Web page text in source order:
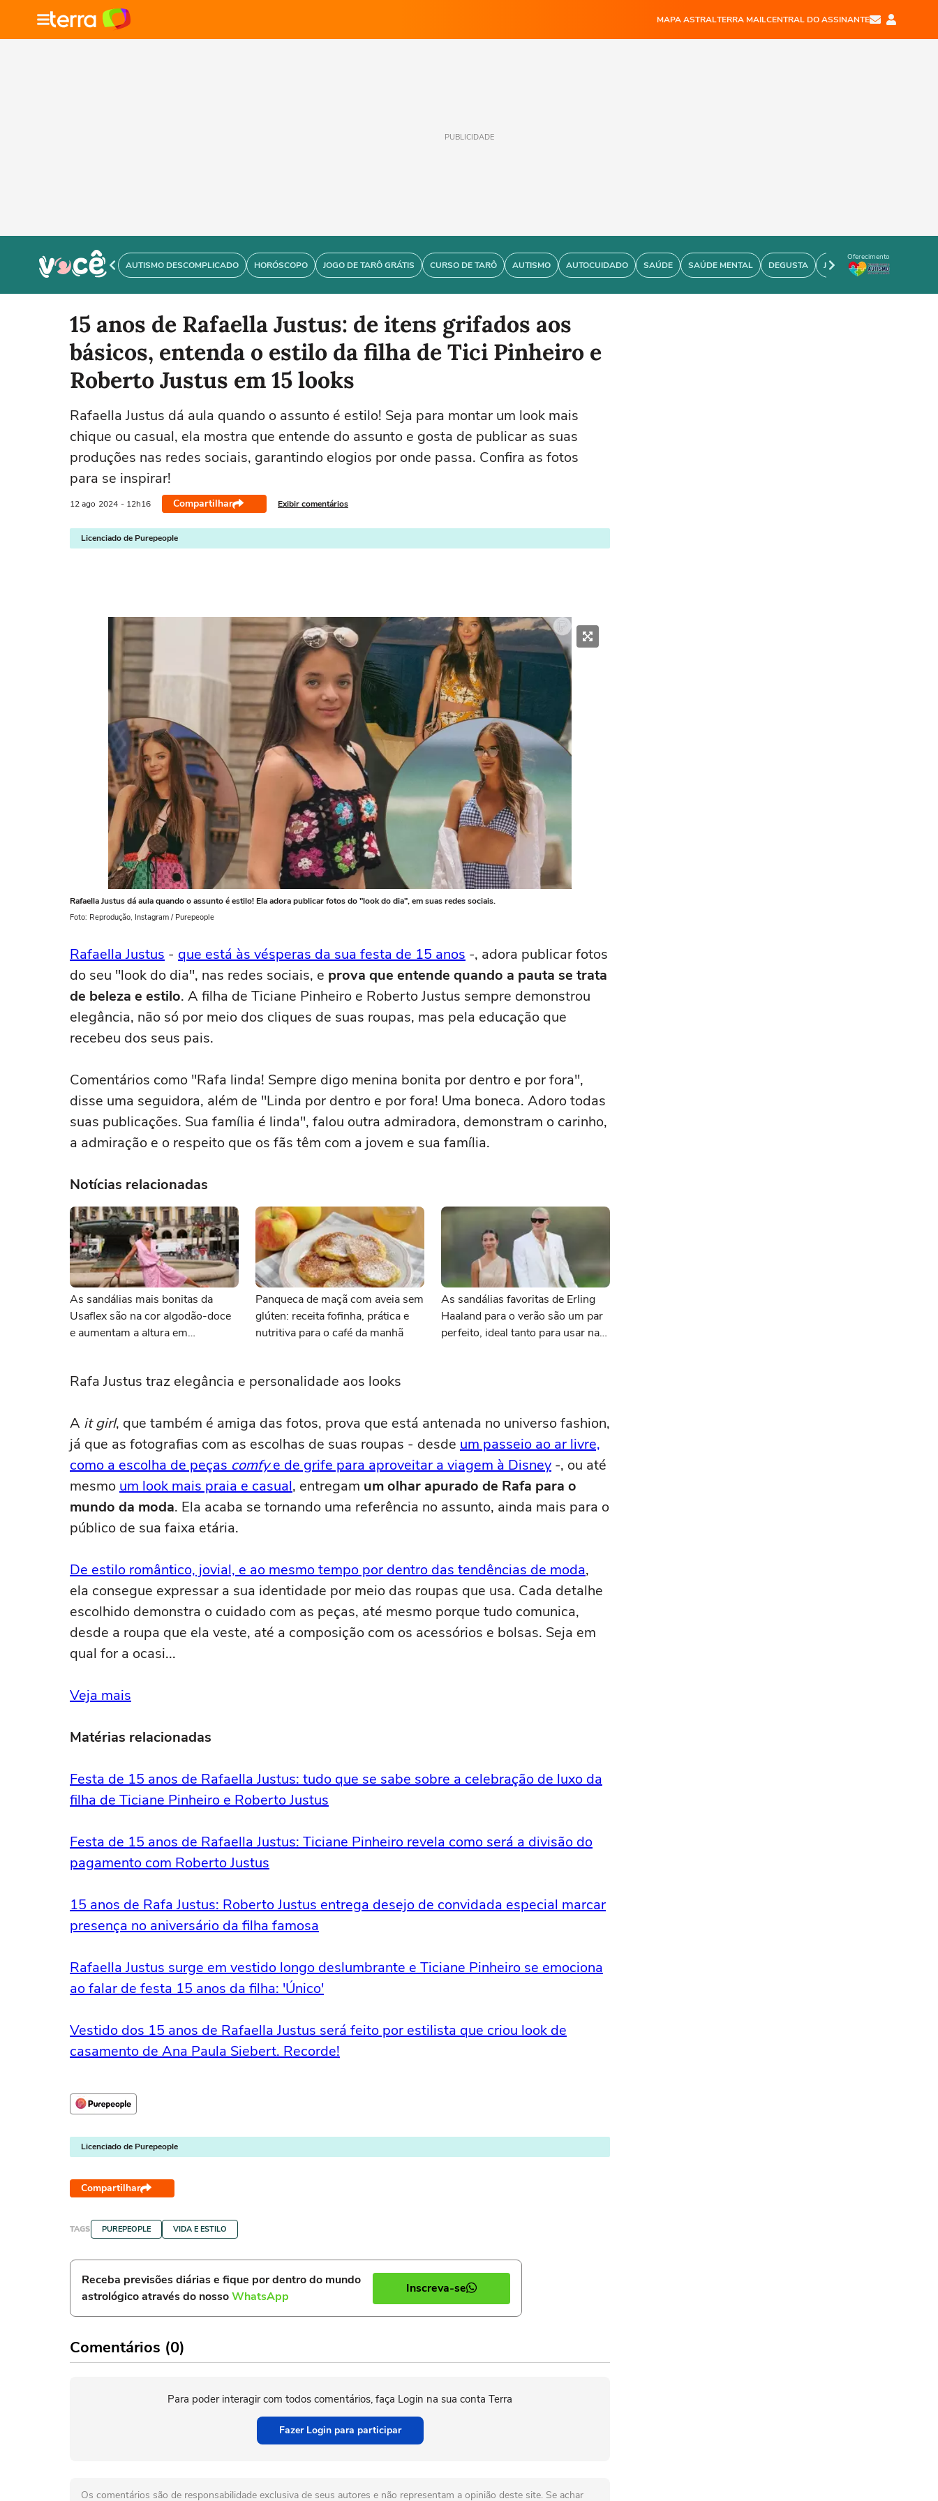
MAPA ASTRALTERRA MAILCENTRAL DO ASSINANTE
PUBLICIDADE
AUTISMO DESCOMPLICADO HORÓSCOPO JOGO DE TARÔ GRÁTIS CURSO DE TARÔ AUTISMO AUTOCUIDADO SAÚDE SAÚDE MENTAL DEGUSTA JOÃO BIDU PERSONARE
Oferecimento
15 anos de Rafaella Justus: de itens grifados aos
básicos, entenda o estilo da filha de Tici Pinheiro e
Roberto Justus em 15 looks
Rafaella Justus dá aula quando o assunto é estilo! Seja para montar um look mais
chique ou casual, ela mostra que entende do assunto e gosta de publicar as suas
produções nas redes sociais, garantindo elogios por onde passa. Confira as fotos
para se inspirar!
12 ago 2024 - 12h16 Compartilhar Exibir comentários
Licenciado de Purepeople
Rafaella Justus dá aula quando o assunto é estilo! Ela adora publicar fotos do "look do dia", em suas redes sociais.
Foto: Reprodução, Instagram / Purepeople
Rafaella Justus - que está às vésperas da sua festa de 15 anos -, adora publicar fotos
do seu "look do dia", nas redes sociais, e prova que entende quando a pauta se trata
de beleza e estilo. A filha de Ticiane Pinheiro e Roberto Justus sempre demonstrou
elegância, não só por meio dos cliques de suas roupas, mas pela educação que
recebeu dos seus pais.
Comentários como "Rafa linda! Sempre digo menina bonita por dentro e por fora",
disse uma seguidora, além de "Linda por dentro e por fora! Uma boneca. Adoro todas
suas publicações. Sua família é linda", falou outra admiradora, demonstram o carinho,
a admiração e o respeito que os fãs têm com a jovem e sua família.
Notícias relacionadas
As sandálias mais bonitas da
Usaflex são na cor algodão-doce
e aumentam a altura em
Panqueca de maçã com aveia sem
glúten: receita fofinha, prática e
nutritiva para o café da manhã
As sandálias favoritas de Erling
Haaland para o verão são um par
perfeito, ideal tanto para usar na
Rafa Justus traz elegância e personalidade aos looks
A it girl, que também é amiga das fotos, prova que está antenada no universo fashion,
já que as fotografias com as escolhas de suas roupas - desde um passeio ao ar livre,
como a escolha de peças comfye de grife para aproveitar a viagem à Disney -, ou até
mesmo um look mais praia e casual, entregam um olhar apurado de Rafa para o
mundo da moda. Ela acaba se tornando uma referência no assunto, ainda mais para o
público de sua faixa etária.
De estilo romântico, jovial, e ao mesmo tempo por dentro das tendências de moda,
ela consegue expressar a sua identidade por meio das roupas que usa. Cada detalhe
escolhido demonstra o cuidado com as peças, até mesmo porque tudo comunica,
desde a roupa que ela veste, até a composição com os acessórios e bolsas. Seja em
qual for a ocasi...
Veja mais
Matérias relacionadas
Festa de 15 anos de Rafaella Justus: tudo que se sabe sobre a celebração de luxo da
filha de Ticiane Pinheiro e Roberto Justus
Festa de 15 anos de Rafaella Justus: Ticiane Pinheiro revela como será a divisão do
pagamento com Roberto Justus
15 anos de Rafa Justus: Roberto Justus entrega desejo de convidada especial marcar
presença no aniversário da filha famosa
Rafaella Justus surge em vestido longo deslumbrante e Ticiane Pinheiro se emociona
ao falar de festa 15 anos da filha: 'Único'
Vestido dos 15 anos de Rafaella Justus será feito por estilista que criou look de
casamento de Ana Paula Siebert. Recorde!
Licenciado de Purepeople
Compartilhar
TAGS PUREPEOPLE VIDA E ESTILO
Receba previsões diárias e fique por dentro do mundo
astrológico através do nossoWhatsApp
Inscreva-se
Comentários (0)
Para poder interagir com todos comentários, faça Login na sua conta Terra
Fazer Login para participar
Os comentários são de responsabilidade exclusiva de seus autores e não representam a opinião deste site. Se achar